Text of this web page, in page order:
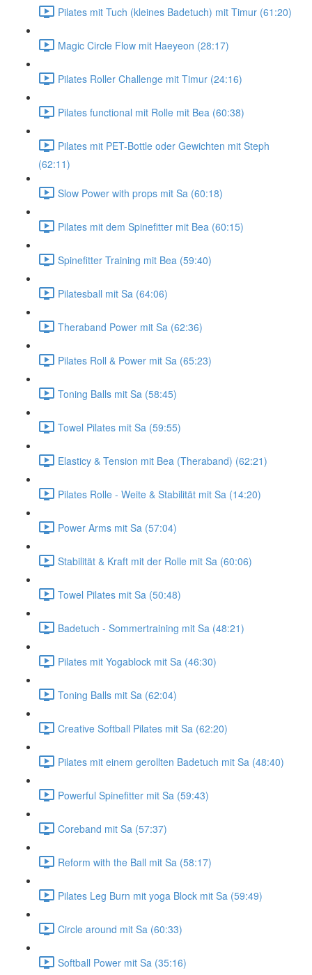
Pilates mit Tuch (kleines Badetuch) mit Timur (61:20)
Magic Circle Flow mit Haeyeon (28:17)
Pilates Roller Challenge mit Timur (24:16)
Pilates functional mit Rolle mit Bea (60:38)
Pilates mit PET-Bottle oder Gewichten mit Steph
(62:11)
Slow Power with props mit Sa (60:18)
Pilates mit dem Spinefitter mit Bea (60:15)
Spinefitter Training mit Bea (59:40)
Pilatesball mit Sa (64:06)
Theraband Power mit Sa (62:36)
Pilates Roll & Power mit Sa (65:23)
Toning Balls mit Sa (58:45)
Towel Pilates mit Sa (59:55)
Elasticy & Tension mit Bea (Theraband) (62:21)
Pilates Rolle - Weite & Stabilität mit Sa (14:20)
Power Arms mit Sa (57:04)
Stabilität & Kraft mit der Rolle mit Sa (60:06)
Towel Pilates mit Sa (50:48)
Badetuch - Sommertraining mit Sa (48:21)
Pilates mit Yogablock mit Sa (46:30)
Toning Balls mit Sa (62:04)
Creative Softball Pilates mit Sa (62:20)
Pilates mit einem gerollten Badetuch mit Sa (48:40)
Powerful Spinefitter mit Sa (59:43)
Coreband mit Sa (57:37)
Reform with the Ball mit Sa (58:17)
Pilates Leg Burn mit yoga Block mit Sa (59:49)
Circle around mit Sa (60:33)
Softball Power mit Sa (35:16)